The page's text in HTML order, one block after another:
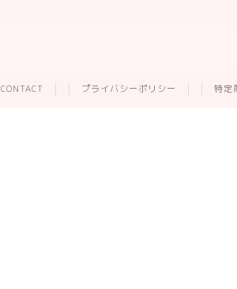
CONTACT プライバシーポリシー 特定